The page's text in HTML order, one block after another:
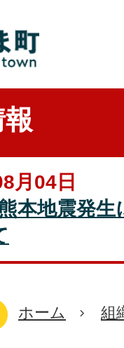
月04日
本地震発
ホーム 組